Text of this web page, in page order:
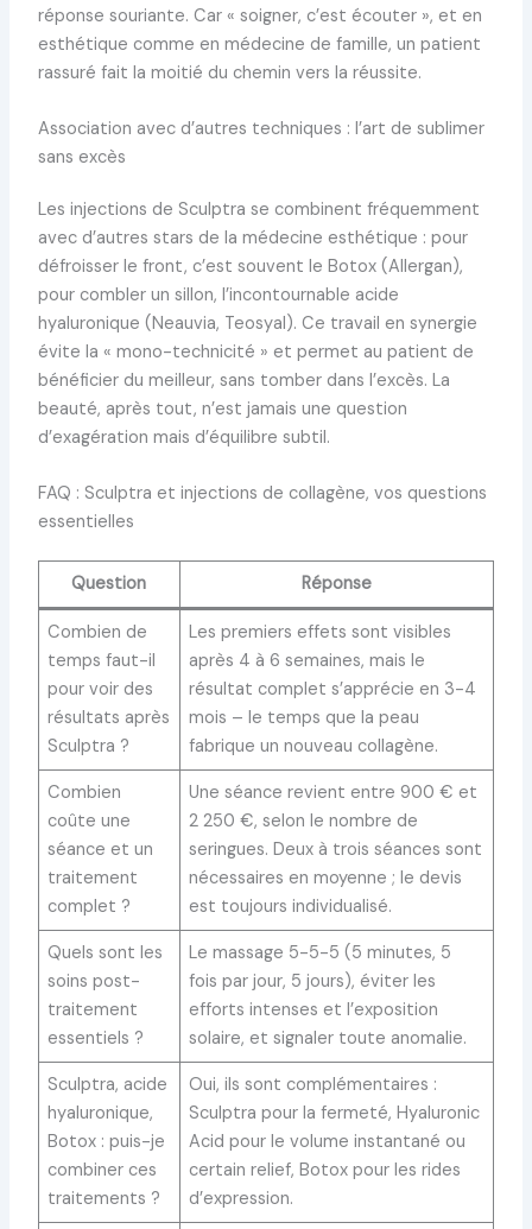
réponse souriante. Car « soigner, c’est écouter », et en
esthétique comme en médecine de famille, un patient
rassuré fait la moitié du chemin vers la réussite.
Association avec d’autres techniques : l’art de sublimer
sans excès
Les injections de Sculptra se combinent fréquemment
avec d’autres stars de la médecine esthétique : pour
défroisser le front, c’est souvent le Botox (Allergan),
pour combler un sillon, l’incontournable acide
hyaluronique (Neauvia, Teosyal). Ce travail en synergie
évite la « mono-technicité » et permet au patient de
bénéficier du meilleur, sans tomber dans l’excès. La
beauté, après tout, n’est jamais une question
d’exagération mais d’équilibre subtil.
FAQ : Sculptra et injections de collagène, vos questions
essentielles
Question Réponse
Combien de
temps faut-il
pour voir des
résultats après
Sculptra ?
Les premiers effets sont visibles
après 4 à 6 semaines, mais le
résultat complet s’apprécie en 3-4
mois – le temps que la peau
fabrique un nouveau collagène.
Combien
coûte une
séance et un
traitement
complet ?
Une séance revient entre 900 € et
2 250 €, selon le nombre de
seringues. Deux à trois séances sont
nécessaires en moyenne ; le devis
est toujours individualisé.
Quels sont les
soins post-
traitement
essentiels ?
Le massage 5-5-5 (5 minutes, 5
fois par jour, 5 jours), éviter les
efforts intenses et l’exposition
solaire, et signaler toute anomalie.
Sculptra, acide
hyaluronique,
Botox : puis-je
combiner ces
traitements ?
Oui, ils sont complémentaires :
Sculptra pour la fermeté, Hyaluronic
Acid pour le volume instantané ou
certain relief, Botox pour les rides
d’expression.